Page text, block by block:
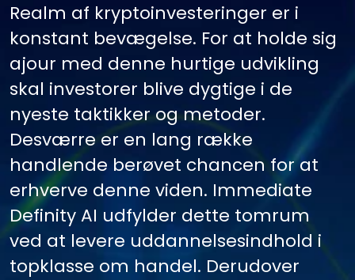
Realm af kryptoinvesteringer er i
konstant bevægelse. For at holde sig
ajour med denne hurtige udvikling
skal investorer blive dygtige i de
nyeste taktikker og metoder.
Desværre er en lang række
handlende berøvet chancen for at
erhverve denne viden. Immediate
Definity AI udfylder dette tomrum
ved at levere uddannelsesindhold i
topklasse om handel. Derudover